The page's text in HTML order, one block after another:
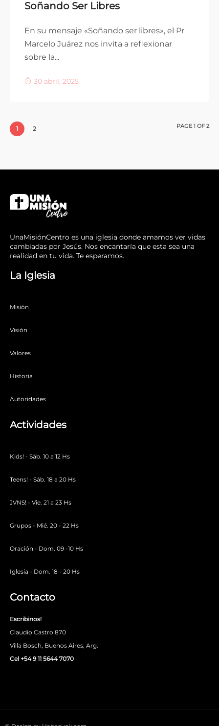
Soñando Ser Libres
En su mensaje «Soñando ser libres», el Pr
Marcelo Juárez nos invita a reflexionar
sobre la...
30 abril, 2025
1 2 PAGE 1 OF 2
UnaMisiónCentro es una iglesia donde amamos ver vidas
cambiadas por Jesús. Nos encantaría que esta sea una
realidad en tu vida. Te esperamos.
La Iglesia
Misión
Visión
Valores
Historia
Autoridades
Actividades
Kids! - Sáb. 10 a 12 Hs
Teens! - Sáb. 18 a 20 Hs
JVNS! - Vie. 21 a 23 Hs
Grupos - Mié. 20 - 22 Hs
Oración - Dom. 09 -10 Hs
Iglesia - Dom. 18 - 20 Hs
Contacto
Escribinos!
Claudio Castro 870
Villa Bosch, Buenos Aires, Arg.
Cel +54 9 11 5644 7070